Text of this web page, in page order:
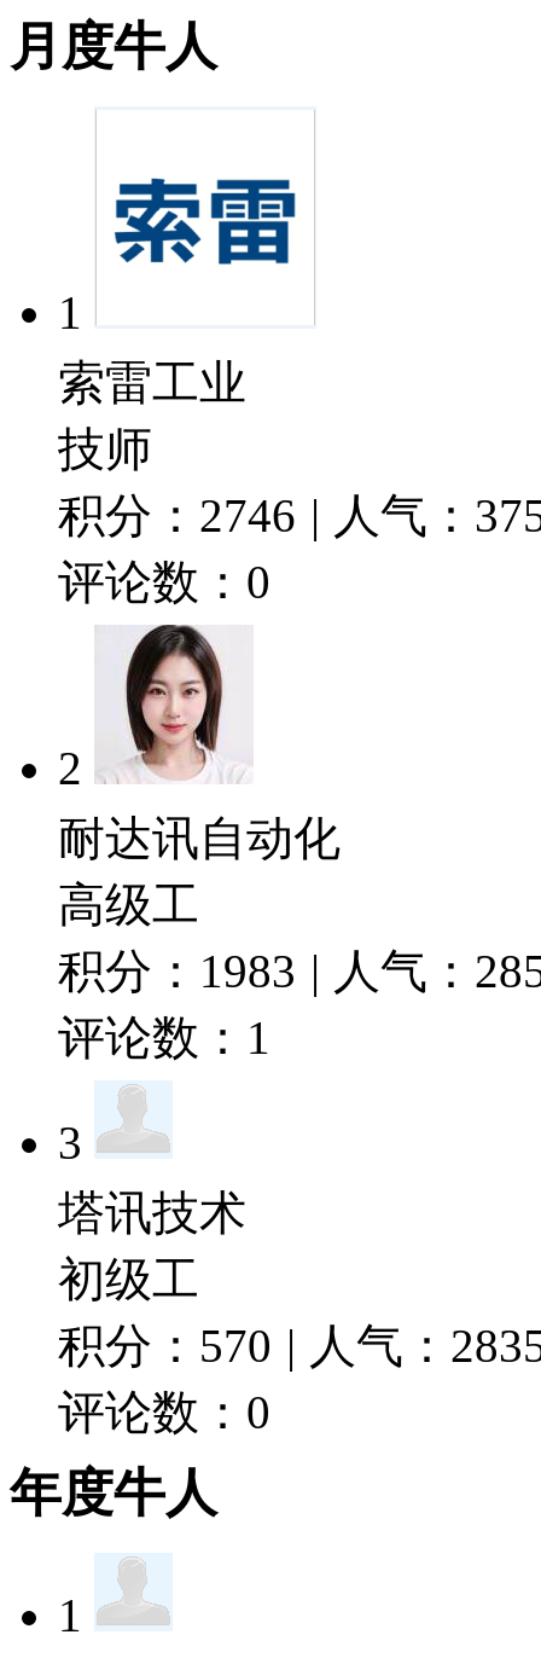
月度牛人
1
索雷工业
技师
积分： 2746 | 人气：
评论数： 0
2
耐达讯自动化
高级工
积分： 1983 | 人气：
评论数： 1
3
塔讯技术
初级工
积分： 570 | 人气：
评论数： 0
年度牛人
1